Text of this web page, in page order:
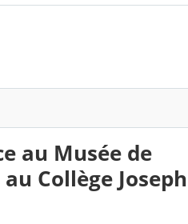
au Musée de
Collège Joseph